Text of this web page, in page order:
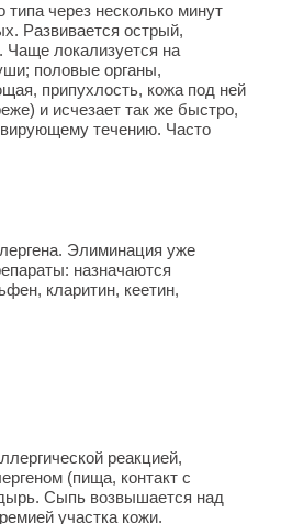
типа через несколько минут
Развивается острый,
Чаще локализуется на
половые органы,
припухлость, кожа под ней
и исчезает так же быстро,
течению. Часто
Элиминация уже
назначаются
кларитин, кеетин,
реакцией,
(пища, контакт с
Сыпь возвышается над
участка кожи.